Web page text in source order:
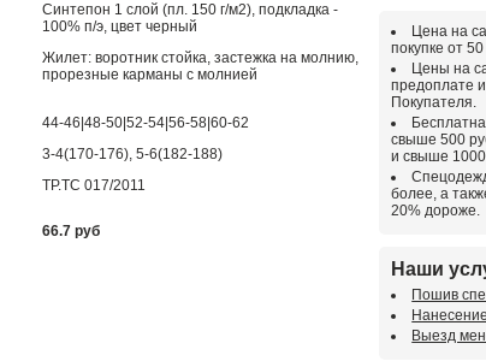
Синтепон 1 слой (пл. 150 г/м2), подкладка -
100% п/э, цвет черный
Жилет: воротник стойка, застежка на молнию,
прорезные карманы с молнией
44-46|48-50|52-54|56-58|60-62
3-4(170-176), 5-6(182-188)
ТР.ТС 017/2011
66.7руб
Цена на
покупке от
Цены на
предоплате
Покупателя.
свыше 500
и свыше
более, а
20% дороже.
Наши
Пошив
Выезд